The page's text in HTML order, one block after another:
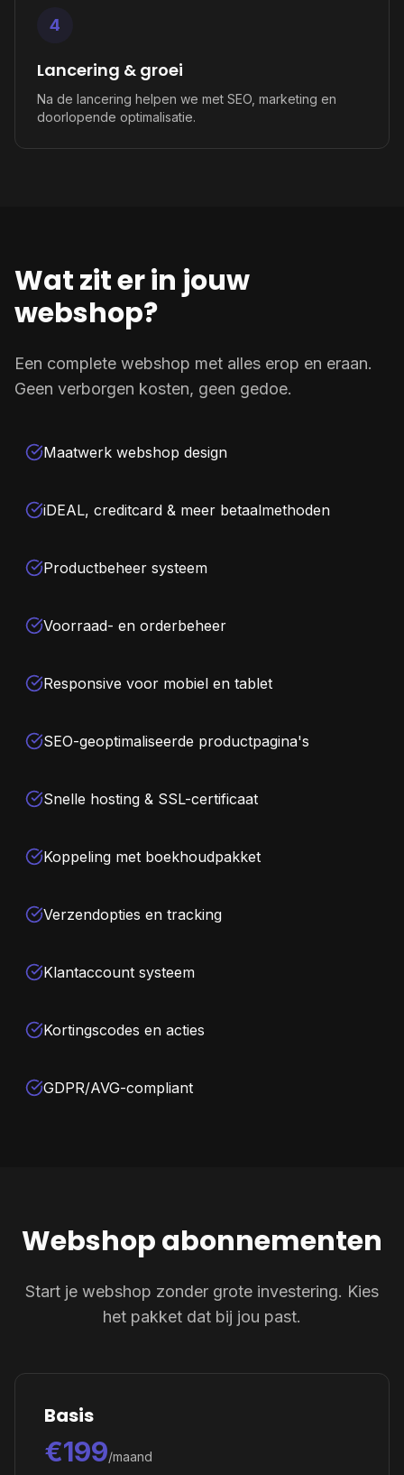
4
Lancering & groei
Na de lancering helpen we met SEO, marketing en
doorlopende optimalisatie.
Wat zit er in jouw
webshop?
Een complete webshop met alles erop en eraan.
Geen verborgen kosten, geen gedoe.
Maatwerk webshop design
iDEAL, creditcard & meer betaalmethoden
Productbeheer systeem
Voorraad- en orderbeheer
Responsive voor mobiel en tablet
SEO-geoptimaliseerde productpagina's
Snelle hosting & SSL-certificaat
Koppeling met boekhoudpakket
Verzendopties en tracking
Klantaccount systeem
Kortingscodes en acties
GDPR/AVG-compliant
Webshop abonnementen
Start je webshop zonder grote investering. Kies
het pakket dat bij jou past.
Basis
€199/maand